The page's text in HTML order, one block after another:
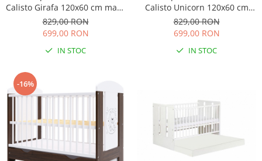
Calisto Girafa 120x60 cm maro
cu sertar
829,00 RON
699,00 RON
IN STOC
Calisto Unicorn 120x60 cm
maro cu sertar
829,00 RON
699,00 RON
IN STOC
-16%